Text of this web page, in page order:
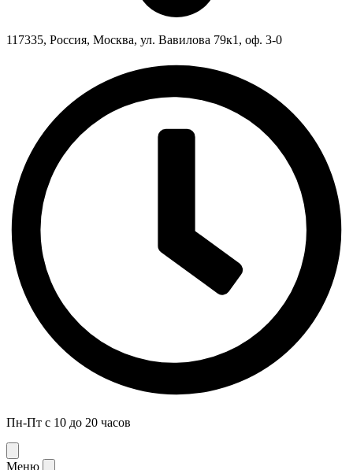
117335, Россия, Москва, ул. Вавилова 79к1, оф. 3-0
Пн-Пт с 10 до 20 часов
Меню